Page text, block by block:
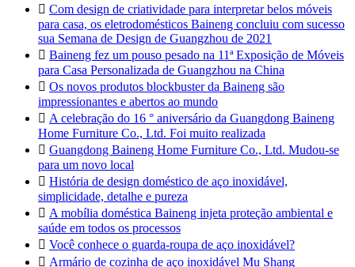
 Com design de criatividade para interpretar belos móveis
para casa, os eletrodomésticos Baineng concluiu com sucesso
sua Semana de Design de Guangzhou de 2021
 Baineng fez um pouso pesado na 11ª Exposição de Móveis
para Casa Personalizada de Guangzhou na China
 Os novos produtos blockbuster da Baineng são
impressionantes e abertos ao mundo
 A celebração do 16 ° aniversário da Guangdong Baineng
Home Furniture Co., Ltd. Foi muito realizada
 Guangdong Baineng Home Furniture Co., Ltd. Mudou-se
para um novo local
 História de design doméstico de aço inoxidável,
simplicidade, detalhe e pureza
 A mobília doméstica Baineng injeta proteção ambiental e
saúde em todos os processos
 Você conhece o guarda-roupa de aço inoxidável?
 Armário de cozinha de aço inoxidável Mu Shang